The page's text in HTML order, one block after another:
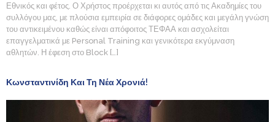
Εθνικός και φέτος. Ο Χρήστος προέρχεται κι αυτός από τις Ακαδημίες του
συλλόγου μας, με πλούσια εμπειρία σε διάφορες ομάδες και μεγάλη γνώση
του αντικειμένου καθώς είναι απόφοιτος ΤΕΦΑΑ και ασχολείται
επαγγελματικά με Personal Training και γενικότερα εκγύμναση
αθλητών. Η έφεση στο Block […]
Κωνσταντινίδη Και Τη Νέα Χρονιά!